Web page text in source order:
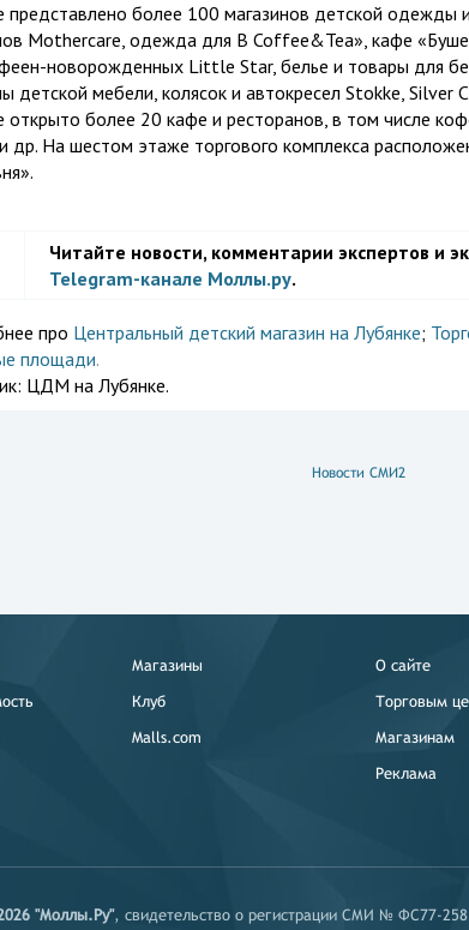
представлено более 100 магазинов детской одежды
Mothercare, одежда для B Coffee&Tea», кафе
новорожденных Little Star, белье и товары для
детской мебели, колясок и автокресел Stokke,
открыто более 20 кафе и ресторанов, в том числе
др. На шестом этаже торгового комплекса
Читайте новости, комментарии экспертов и
Telegram-канале Моллы.ру.
про Центральный детский магазин на Лубянке;
площади.
ЦДМ на Лубянке.
Новости СМИ2
Магазины
Клуб
Malls.com
О сайте
Торговым
Магазинам
Реклама
"Моллы.Ру", свидетельство о регистрации СМИ № ФС77-